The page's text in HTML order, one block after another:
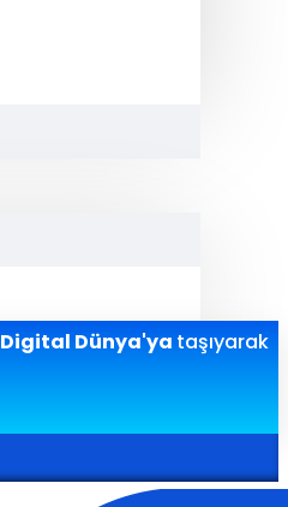
Digital Dünya'ya taşıyarak